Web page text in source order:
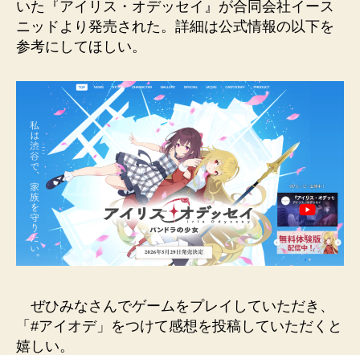
いた『アイリス・オデッセイ』が合同会社イース
ニッドより発売された。詳細は公式情報の以下を
参考にしてほしい。
ぜひみなさんでゲームをプレイしていただき、
「#アイオデ」をつけて感想を投稿していただくと
嬉しい。